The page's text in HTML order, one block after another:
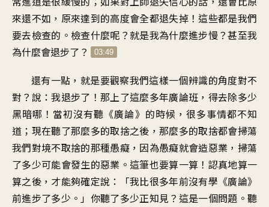
來還不如，原來達到的高度會全都退失掉！這些都是我們
要去檢查的。檢查什麼呢？就是我為什麼進步慢？甚至我
為什麼會退步了？
03:49
還有一點，就是要觀察我們這樣一個辨識的角度對不
對？說：我退步了！那上了這麼多年廣論班，得去除多少
黑暗哪！當初沒有聽《廣論》的時候，很多事情都不知
道；現在聽了那麼多的取捨之後，那麼多的取捨都會掃蕩
我們對境不取捨的那種愚癡，因為愚癡就會造惡業，掃蕩
了多少可能會發生的惡業。這筆也要算一算！認真地算一
算之後，才能夠確定說：「我比很多年前沒有學《廣論》
前進步了多少。」你聽了多少正知見？這是一個問題。聽